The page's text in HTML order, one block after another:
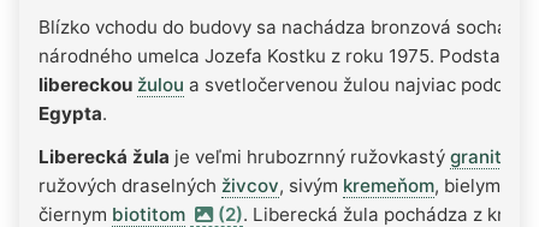
Blízko vchodu do budovy sa nachádza bronzová socha
národného umelca Jozefa Kostku z roku 1975.
libereckou žulou a svetločervenou žulou najviac
Egypta.
Liberecká žula je veľmi hrubozrnný ružovkastý granit
ružových draselných živcov, sivým kremeňom, bielymi a
čiernym biotitom (2). Liberecká žula pochádza z